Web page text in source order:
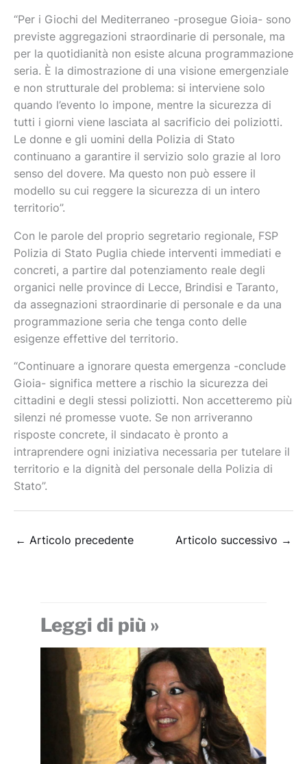
“Per i Giochi del Mediterraneo -prosegue Gioia- sono
previste aggregazioni straordinarie di personale, ma
per la quotidianità non esiste alcuna programmazione
seria. È la dimostrazione di una visione emergenziale
e non strutturale del problema: si interviene solo
quando l’evento lo impone, mentre la sicurezza di
tutti i giorni viene lasciata al sacrificio dei poliziotti.
Le donne e gli uomini della Polizia di Stato
continuano a garantire il servizio solo grazie al loro
senso del dovere. Ma questo non può essere il
modello su cui reggere la sicurezza di un intero
territorio”.
Con le parole del proprio segretario regionale, FSP
Polizia di Stato Puglia chiede interventi immediati e
concreti, a partire dal potenziamento reale degli
organici nelle province di Lecce, Brindisi e Taranto,
da assegnazioni straordinarie di personale e da una
programmazione seria che tenga conto delle
esigenze effettive del territorio.
“Continuare a ignorare questa emergenza -conclude
Gioia- significa mettere a rischio la sicurezza dei
cittadini e degli stessi poliziotti. Non accetteremo più
silenzi né promesse vuote. Se non arriveranno
risposte concrete, il sindacato è pronto a
intraprendere ogni iniziativa necessaria per tutelare il
territorio e la dignità del personale della Polizia di
Stato”.
← Articolo precedente Articolo successivo →
Leggi di più »